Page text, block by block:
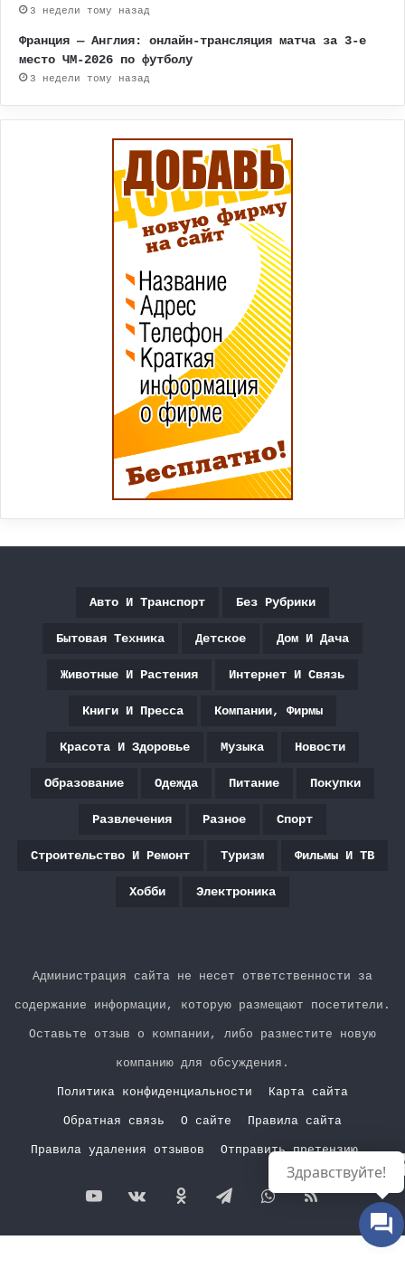
3 недели тому назад
Франция — Англия: онлайн-трансляция матча за 3-е
место ЧМ-2026 по футболу
3 недели тому назад
Авто И Транспорт Без Рубрики
Бытовая Техника Детское Дом И Дача
Животные И Растения Интернет И Связь
Книги И Пресса Компании, Фирмы
Красота И Здоровье Музыка Новости
Образование Одежда Питание Покупки
Развлечения Разное Спорт
Строительство И Ремонт Туризм Фильмы И ТВ
Хобби Электроника
Администрация сайта не несет ответственности за
содержание информации, которую размещают посетители.
Оставьте отзыв о компании, либо разместите новую
компанию для обсуждения.
Политика конфиденциальности Карта сайта
Обратная связь О сайте Правила сайта
Правила удаления отзывов
Отправить претензию
YouTubevk.comОдноклассники
TelegramWhatsApp
RSS
Здравствуйте!